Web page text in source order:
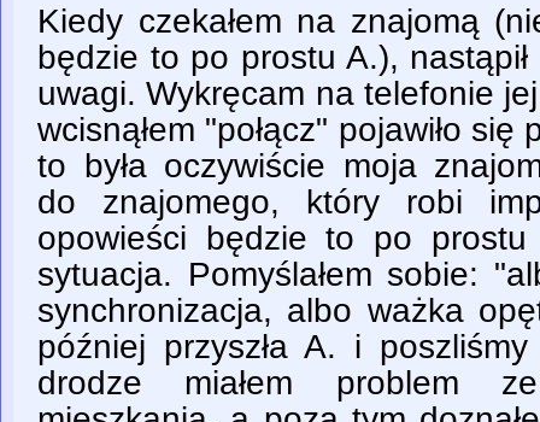
Kiedy czekałem na znajomą
będzie to po prostu A.),
uwagi. Wykręcam na telefonie
wcisnąłem "połącz" pojawiło się
to była oczywiście moja
do znajomego, który robi
opowieści będzie to po
sytuacja. Pomyślałem sobie:
synchronizacja, albo ważka
później przyszła A. i
drodze miałem problem